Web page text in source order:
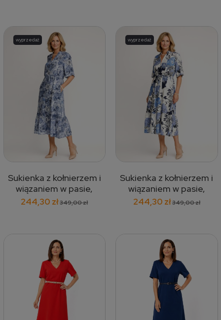
Sukienka z kołnierzem i
wiązaniem w pasie,
niebieska 444
244,30 zł349,00 zł
wyprzedaż
Sukienka z kołnierzem i
wiązaniem w pasie,
kwiaty niebieskie 445
244,30 zł349,00 zł
wyprzedaż